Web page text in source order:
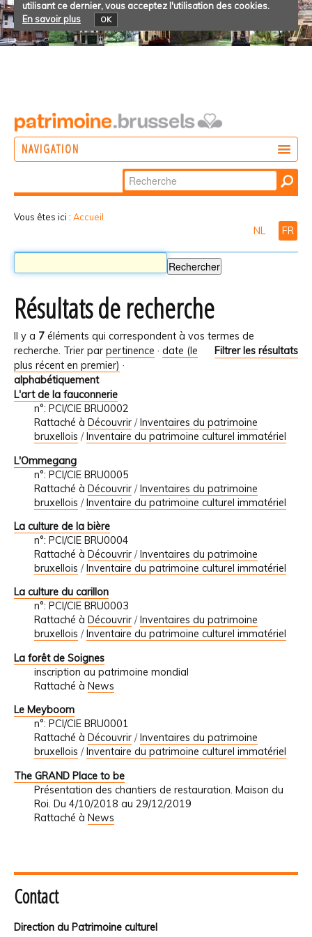
utilisant ce dernier, vous acceptez l'utilisation des cookies.
En savoir plus
OK
NAVIGATION
Chercher par
Recherche
Vous êtes ici : Accueil
NL FR
Résultats de recherche
Il y a 7 éléments qui correspondent à vos termes de
recherche.
Filtrer les résultats
Trier par pertinence · date (le
plus récent en premier) ·
alphabétiquement
L'art de la fauconnerie
n°: PCI/CIE BRU0002
Rattaché à Découvrir /Inventaires du patrimoine
bruxellois /Inventaire du patrimoine culturel immatériel
L'Ommegang
n°: PCI/CIE BRU0005
Rattaché à Découvrir /Inventaires du patrimoine
bruxellois /Inventaire du patrimoine culturel immatériel
La culture de la bière
n°: PCI/CIE BRU0004
Rattaché à Découvrir /Inventaires du patrimoine
bruxellois /Inventaire du patrimoine culturel immatériel
La culture du carillon
n°: PCI/CIE BRU0003
Rattaché à Découvrir / Inventaires du patrimoine
bruxellois / Inventaire du patrimoine culturel immatériel
La forêt de Soignes
inscription au patrimoine mondial
Rattaché à News
Le Meyboom
n°: PCI/CIE BRU0001
Rattaché à Découvrir /Inventaires du patrimoine
bruxellois /Inventaire du patrimoine culturel immatériel
The GRAND Place to be
Présentation des chantiers de restauration. Maison du
Roi. Du 4/10/2018 au 29/12/2019
Rattaché à News
Contact
Direction du Patrimoine culturel